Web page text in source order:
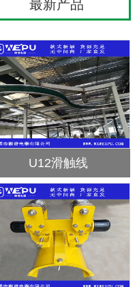
最新产品
C型钢轨道及滑车